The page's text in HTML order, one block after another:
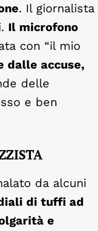
. Il giornalista
Il microfono
con “il mio
dalle accuse,
delle
e ben
da alcuni
di tuffi ad
e